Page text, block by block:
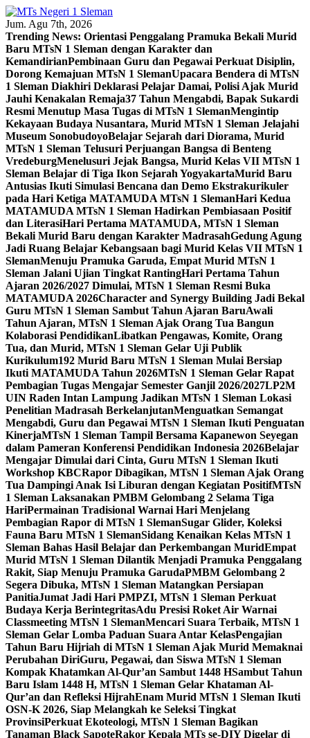
Skip
to
content
Jum. Agu 7th, 2026
Trending News: Orientasi Penggalang Pramuka Bekali Murid
Baru MTsN 1 Sleman dengan Karakter dan
KemandirianPembinaan Guru dan Pegawai Perkuat Disiplin,
Dorong Kemajuan MTsN 1 SlemanUpacara Bendera di MTsN
1 Sleman Diakhiri Deklarasi Pelajar Damai, Polisi Ajak Murid
Jauhi Kenakalan Remaja37 Tahun Mengabdi, Bapak Sukardi
Resmi Menutup Masa Tugas di MTsN 1 SlemanMengintip
Kekayaan Budaya Nusantara, Murid MTsN 1 Sleman Jelajahi
Museum SonobudoyoBelajar Sejarah dari Diorama, Murid
MTsN 1 Sleman Telusuri Perjuangan Bangsa di Benteng
VredeburgMenelusuri Jejak Bangsa, Murid Kelas VII MTsN 1
Sleman Belajar di Tiga Ikon Sejarah YogyakartaMurid Baru
Antusias Ikuti Simulasi Bencana dan Demo Ekstrakurikuler
pada Hari Ketiga MATAMUDA MTsN 1 SlemanHari Kedua
MATAMUDA MTsN 1 Sleman Hadirkan Pembiasaan Positif
dan LiterasiHari Pertama MATAMUDA, MTsN 1 Sleman
Bekali Murid Baru dengan Karakter MadrasahGedung Agung
Jadi Ruang Belajar Kebangsaan bagi Murid Kelas VII MTsN 1
SlemanMenuju Pramuka Garuda, Empat Murid MTsN 1
Sleman Jalani Ujian Tingkat RantingHari Pertama Tahun
Ajaran 2026/2027 Dimulai, MTsN 1 Sleman Resmi Buka
MATAMUDA 2026Character and Synergy Building Jadi Bekal
Guru MTsN 1 Sleman Sambut Tahun Ajaran BaruAwali
Tahun Ajaran, MTsN 1 Sleman Ajak Orang Tua Bangun
Kolaborasi PendidikanLibatkan Pengawas, Komite, Orang
Tua, dan Murid, MTsN 1 Sleman Gelar Uji Publik
Kurikulum192 Murid Baru MTsN 1 Sleman Mulai Bersiap
Ikuti MATAMUDA Tahun 2026MTsN 1 Sleman Gelar Rapat
Pembagian Tugas Mengajar Semester Ganjil 2026/2027LP2M
UIN Raden Intan Lampung Jadikan MTsN 1 Sleman Lokasi
Penelitian Madrasah BerkelanjutanMenguatkan Semangat
Mengabdi, Guru dan Pegawai MTsN 1 Sleman Ikuti Penguatan
KinerjaMTsN 1 Sleman Tampil Bersama Kapanewon Seyegan
dalam Pameran Konferensi Pendidikan Indonesia 2026Belajar
Mengajar Dimulai dari Cinta, Guru MTsN 1 Sleman Ikuti
Workshop KBCRapor Dibagikan, MTsN 1 Sleman Ajak Orang
Tua Dampingi Anak Isi Liburan dengan Kegiatan PositifMTsN
1 Sleman Laksanakan PMBM Gelombang 2 Selama Tiga
HariPermainan Tradisional Warnai Hari Menjelang
Pembagian Rapor di MTsN 1 SlemanSugar Glider, Koleksi
Fauna Baru MTsN 1 SlemanSidang Kenaikan Kelas MTsN 1
Sleman Bahas Hasil Belajar dan Perkembangan MuridEmpat
Murid MTsN 1 Sleman Dilantik Menjadi Pramuka Penggalang
Rakit, Siap Menuju Pramuka GarudaPMBM Gelombang 2
Segera Dibuka, MTsN 1 Sleman Matangkan Persiapan
PanitiaJumat Jadi Hari PMPZI, MTsN 1 Sleman Perkuat
Budaya Kerja BerintegritasAdu Presisi Roket Air Warnai
Classmeeting MTsN 1 SlemanMencari Suara Terbaik, MTsN 1
Sleman Gelar Lomba Paduan Suara Antar KelasPengajian
Tahun Baru Hijriah di MTsN 1 Sleman Ajak Murid Memaknai
Perubahan DiriGuru, Pegawai, dan Siswa MTsN 1 Sleman
Kompak Khatamkan Al-Qur’an Sambut 1448 HSambut Tahun
Baru Islam 1448 H, MTsN 1 Sleman Gelar Khataman Al-
Qur’an dan Refleksi HijrahEnam Murid MTsN 1 Sleman Ikuti
OSN-K 2026, Siap Melangkah ke Seleksi Tingkat
ProvinsiPerkuat Ekoteologi, MTsN 1 Sleman Bagikan
Tanaman Black SapoteRakor Kepala MTs se-DIY Digelar di